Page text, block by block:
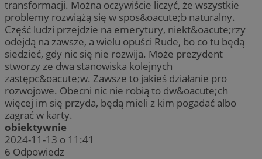
transformacji. Można oczywiście liczyć, że wszystkie
problemy rozwiążą się w spos&oacute;b naturalny.
Część ludzi przejdzie na emerytury, niekt&oacute;rzy
odejdą na zawsze, a wielu opuści Rude, bo co tu będą
siedzieć, gdy nic się nie rozwija. Może prezydent
stworzy ze dwa stanowiska kolejnych
zastępc&oacute;w. Zawsze to jakieś działanie pro
rozwojowe. Obecni nic nie robią to dw&oacute;ch
więcej im się przyda, będą mieli z kim pogadać albo
zagrać w karty.
obiektywnie
2024-11-13 o 11:41
6 Odpowiedz